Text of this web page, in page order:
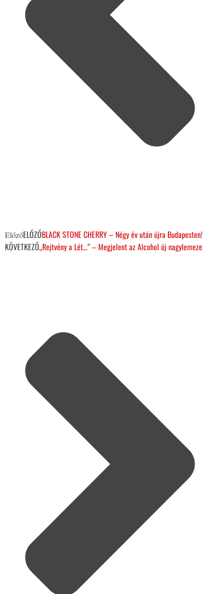
ElőzőELŐZŐBLACK STONE CHERRY – Négy év után újra Budapesten!
KÖVETKEZŐ„Rejtvény a Lét…” – Megjelent az Alcohol új nagylemeze